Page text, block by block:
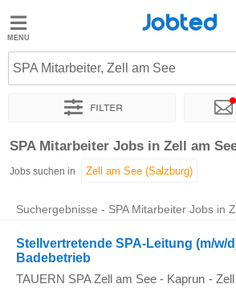
Jobted
Jobs
Jobted
SPA Mitarbeiter, Zell am See
Filter
Sortieren nach Genauer Standort
SPA Mitarbeiter Jobs in Zell am
Jobs suchen in
Suchergebnisse - SPA Mitarbeiter Jobs in
Stellvertretende SPA-Leitung (m/w/
Badebetrieb
TAUERN SPA Zell am See - Kaprun -